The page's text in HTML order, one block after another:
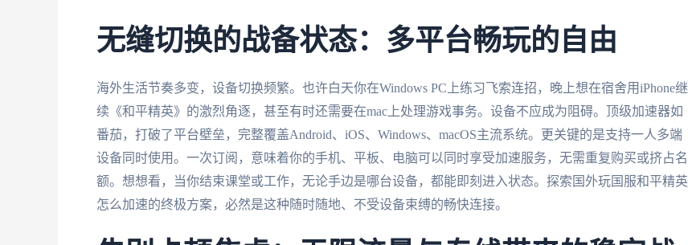
无缝切换的战备状态：多平台畅玩的自由
海外生活节奏多变，设备切换频繁。也许白天你在Windows PC上练习飞索连招，晚上想在宿舍用iPhone继
续《和平精英》的激烈角逐，甚至有时还需要在mac上处理游戏事务。设备不应成为阻碍。顶级加速器如
番茄，打破了平台壁垒，完整覆盖Android、iOS、Windows、macOS主流系统。更关键的是支持一人多端
设备同时使用。一次订阅，意味着你的手机、平板、电脑可以同时享受加速服务，无需重复购买或挤占名
额。想想看，当你结束课堂或工作，无论手边是哪台设备，都能即刻进入状态。探索国外玩国服和平精英
怎么加速的终极方案，必然是这种随时随地、不受设备束缚的畅快连接。